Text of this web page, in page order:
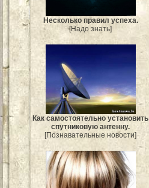
Несколько правил успеха.
[Надо знать]
Как самостоятельно установить
спутниковую антенну.
[Познавательные новости]